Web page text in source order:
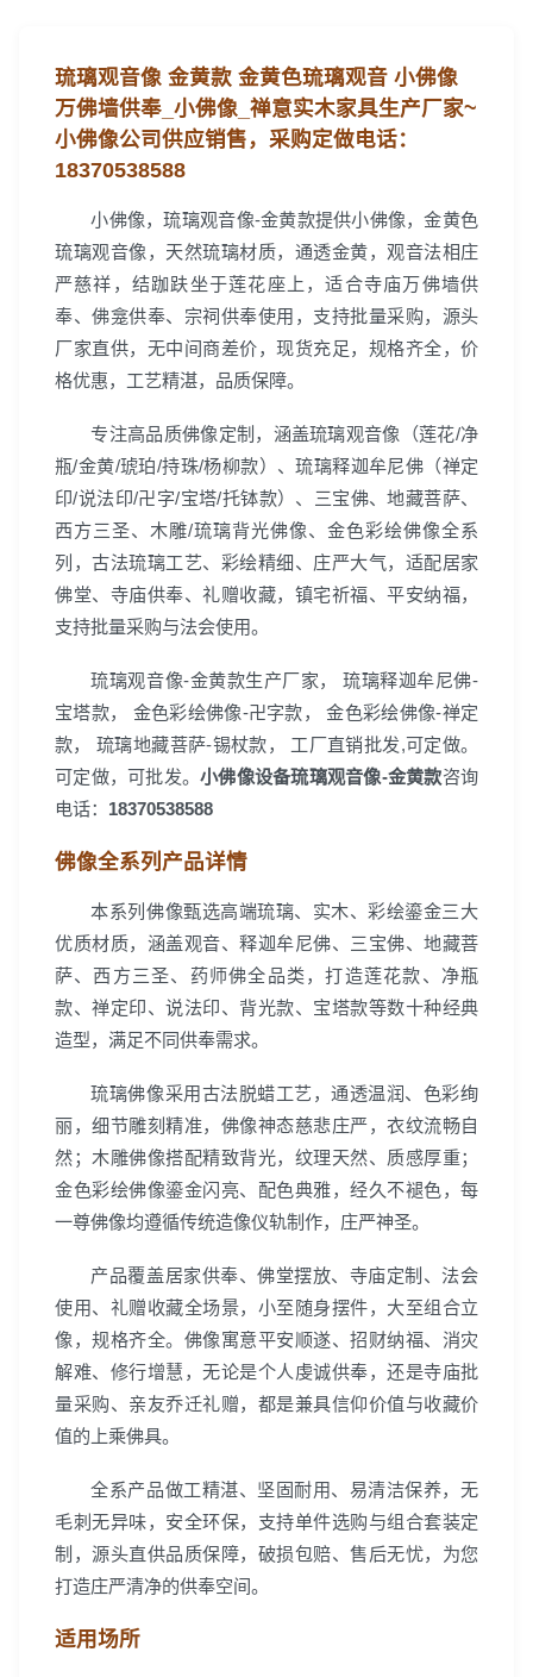
琉璃观音像 金黄款 金黄色琉璃观音 小佛像
万佛墙供奉_小佛像_禅意实木家具生产厂家~
小佛像公司供应销售， 采购定做电话：
18370538588
小佛像，琉璃观音像-金黄款提供小佛像，金黄色
琉璃观音像，天然琉璃材质，通透金黄，观音法相庄
严慈祥，结跏趺坐于莲花座上，适合寺庙万佛墙供
奉、佛龛供奉、宗祠供奉使用，支持批量采购，源头
厂家直供，无中间商差价，现货充足，规格齐全，价
格优惠，工艺精湛，品质保障。
专注高品质佛像定制，涵盖琉璃观音像（莲花/净
瓶/金黄/琥珀/持珠/杨柳款）、琉璃释迦牟尼佛（禅定
印/说法印/卍字/宝塔/托钵款）、三宝佛、地藏菩萨、
西方三圣、木雕/琉璃背光佛像、金色彩绘佛像全系
列，古法琉璃工艺、彩绘精细、庄严大气，适配居家
佛堂、寺庙供奉、礼赠收藏，镇宅祈福、平安纳福，
支持批量采购与法会使用。
琉璃观音像-金黄款生产厂家， 琉璃释迦牟尼佛-
宝塔款， 金色彩绘佛像-卍字款， 金色彩绘佛像-禅定
款， 琉璃地藏菩萨-锡杖款， 工厂直销批发,可定做。
可定做，可批发。小佛像设备琉璃观音像-金黄款咨询
电话： 18370538588
佛像全系列产品详情
本系列佛像甄选高端琉璃、实木、彩绘鎏金三大
优质材质，涵盖观音、释迦牟尼佛、三宝佛、地藏菩
萨、西方三圣、药师佛全品类，打造莲花款、净瓶
款、禅定印、说法印、背光款、宝塔款等数十种经典
造型，满足不同供奉需求。
琉璃佛像采用古法脱蜡工艺，通透温润、色彩绚
丽，细节雕刻精准，佛像神态慈悲庄严，衣纹流畅自
然；木雕佛像搭配精致背光，纹理天然、质感厚重；
金色彩绘佛像鎏金闪亮、配色典雅，经久不褪色，每
一尊佛像均遵循传统造像仪轨制作，庄严神圣。
产品覆盖居家供奉、佛堂摆放、寺庙定制、法会
使用、礼赠收藏全场景，小至随身摆件，大至组合立
像，规格齐全。佛像寓意平安顺遂、招财纳福、消灾
解难、修行增慧，无论是个人虔诚供奉，还是寺庙批
量采购、亲友乔迁礼赠，都是兼具信仰价值与收藏价
值的上乘佛具。
全系产品做工精湛、坚固耐用、易清洁保养，无
毛刺无异味，安全环保，支持单件选购与组合套装定
制，源头直供品质保障，破损包赔、售后无忧，为您
打造庄严清净的供奉空间。
适用场所